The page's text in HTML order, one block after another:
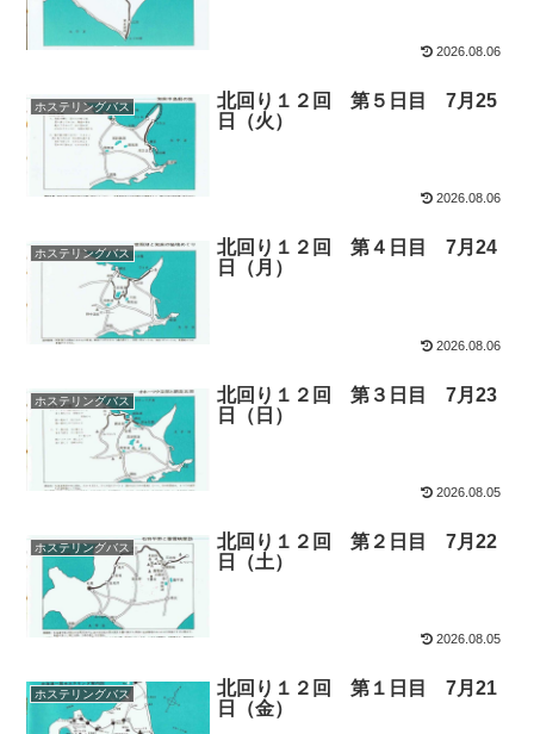
2026.08.06
ホステリングバス
北回り１２回 第５日目 7月25
日（火）
2026.08.06
ホステリングバス
北回り１２回 第４日目 7月24
日（月）
2026.08.06
ホステリングバス
北回り１２回 第３日目 7月23
日（日）
2026.08.05
ホステリングバス
北回り１２回 第２日目 7月22
日（土）
2026.08.05
ホステリングバス
北回り１２回 第１日目 7月21
日（金）